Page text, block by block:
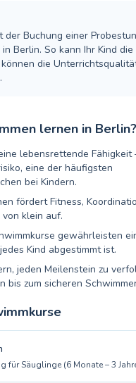
der Buchung einer
Berlin. So kann Ihr Kind die
die
lernen in Berlin?
lebensrettende
eine der häufigsten
bei Kindern.
fördert Fitness,
klein auf.
gewährleisten
Kind abgestimmt ist.
jeden Meilenstein zu
bis zum sicheren
für Säuglinge (6 Monate – 3